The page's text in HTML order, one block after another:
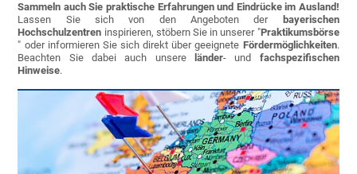
Sammeln auch Sie praktische Erfahrungen und Eindrücke im Ausland!
Lassen Sie sich von den Angeboten der
bayerischen
Hochschulzentren inspirieren, stöbern Sie in unserer "Praktikumsbörse
" oder informieren Sie sich direkt über geeignete Fördermöglichkeiten.
Beachten Sie dabei auch unsere
länder- und fachspezifischen
Hinweise.